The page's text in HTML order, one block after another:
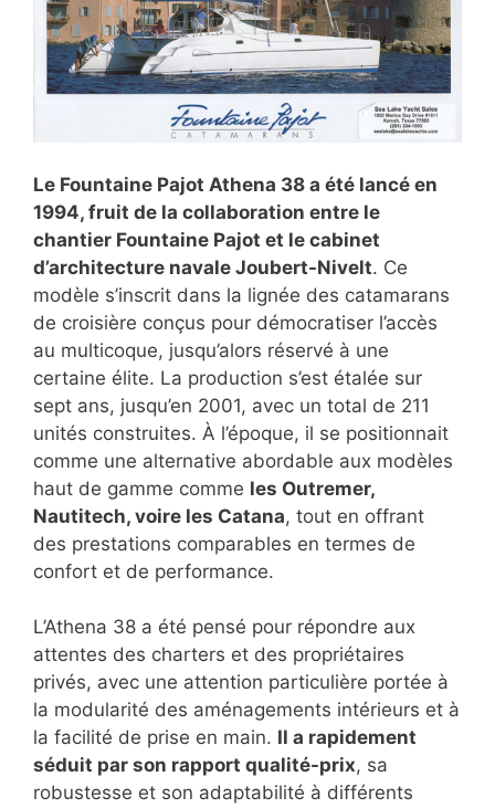
Le Fountaine Pajot Athena 38 a été lancé en
1994, fruit de la collaboration entre le
chantier Fountaine Pajot et le cabinet
d’architecture navale Joubert-Nivelt. Ce
modèle s’inscrit dans la lignée des catamarans
de croisière conçus pour démocratiser l’accès
au multicoque, jusqu’alors réservé à une
certaine élite. La production s’est étalée sur
sept ans, jusqu’en 2001, avec un total de 211
unités construites. À l’époque, il se positionnait
comme une alternative abordable aux modèles
haut de gamme comme les Outremer,
Nautitech, voire les Catana, tout en offrant
des prestations comparables en termes de
confort et de performance.
L’Athena 38 a été pensé pour répondre aux
attentes des charters et des propriétaires
privés, avec une attention particulière portée à
la modularité des aménagements intérieurs et à
la facilité de prise en main. Il a rapidement
séduit par son rapport qualité-prix, sa
robustesse et son adaptabilité à différents